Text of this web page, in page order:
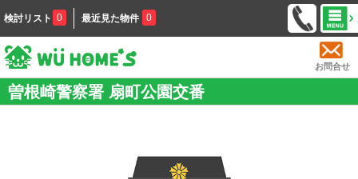
検討リスト 0 最近見た物件 0
お問合せ
曽根崎警察署 扇町公園交番